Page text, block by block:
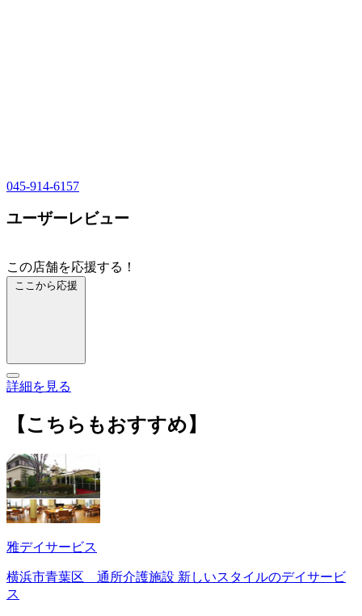
045-914-6157
ユーザーレビュー
この店舗を応援する！
ここから応援
詳細を見る
【こちらもおすすめ】
雅デイサービス
横浜市青葉区 通所介護施設 新しいスタイルのデイサービ
ス